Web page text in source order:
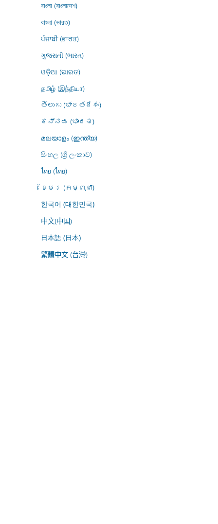
বাংলা (বাংলাদেশ)
বাংলা (ভারত)
ਪੰਜਾਬੀ (ਭਾਰਤ)
ગુજરાતી (ભારત)
ଓଡ଼ିଆ (ଭାରତ)
தமிழ் (இந்தியா)
తెలుగు (భారతదేశం)
ಕನ್ನಡ (ಭಾರತ)
മലയാളം (ഇന്ത്യ)
සිංහල (ශ්‍රී ලංකාව)
ไทย (ไทย)
ខ្មែរ (កម្ពុជា)
한국어 (대한민국)
中文(中国)
日本語 (日本)
繁體中文 (台灣)